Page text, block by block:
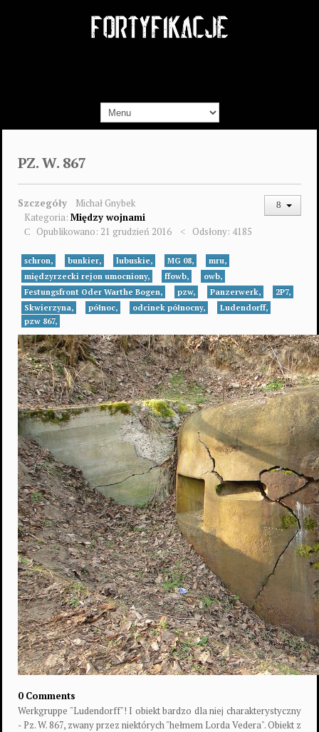
PZ. W. 867
Szczegóły
Michał Gnybek
Kategoria: Między wojnami
Opublikowano: 21 grudzień 2016
Odsłony: 4185
schron, bunkier, lubuskie, MG 08,
mru,
międzyrzecki rejon umocniony,
ffowb,
owb,
Festungsfront Oder Warthe Bogen,
pzw, Panzerwerk,
2P7,
Skwierzyna,
północ, odcinek północny,
Ludendorff,
pzw 867,
0 Comments
Werkgruppe "Ludendorff"! I obiekt bardzo dla niej charakterystyczny
- Pz. W. 867, zwany przez niektórych "hełmem Lorda Vedera". Obiekt z